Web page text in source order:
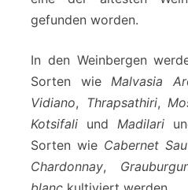
gefunden worden.
In den Weinbergen
Sorten wieMalvasia
Vidiano, Thrapsathiri,
Kotsifali und Madilari
Sorten wie Cabernet
Chardonnay,